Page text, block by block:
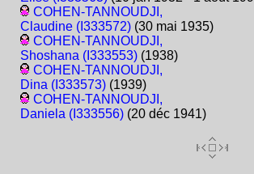
COHEN-TANNOUDJI,
Claudine (I333572)(30 mai 1935)
COHEN-TANNOUDJI,
Shoshana (I333553)(1938)
COHEN-TANNOUDJI,
Dina (I333573)(1939)
COHEN-TANNOUDJI,
Daniela (I333556)(20 déc 1941)